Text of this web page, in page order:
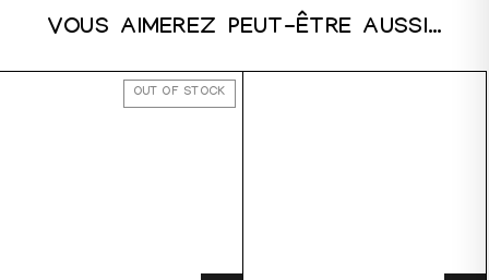
VOUS AIMEREZ PEUT-ÊTRE AUSSI…
OUT OF STOCK